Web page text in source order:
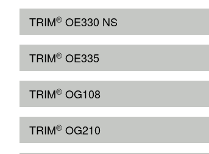
TRIM® OE330 NS
TRIM® OE335
TRIM® OG108
TRIM® OG210